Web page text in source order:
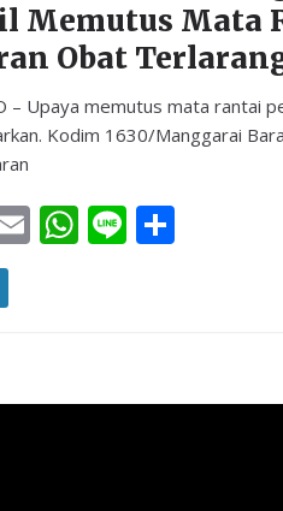
Memutus Mata
Obat
– Upaya memutus mata rantai
Kodim 1630/Manggarai
E
m
W
h
p
Li
n